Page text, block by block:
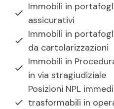
Immobili in
assicurativi
Immobili in
da cartolarizzazioni
Immobili in
in via stragiudiziale
Posizioni NPL
trasformabili in